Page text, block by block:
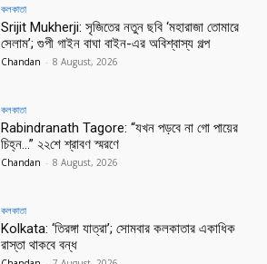
কলকাতা
Srijit Mukherji: সৃজিতের নতুন ছবি ‘মহারাজা তোমারে
সেলাম’; গুপী গাইন বাঘা বাইন-এর অবিশ্বাস্য গল্প
Chandan - 8 August, 2026
কলকাতা
Rabindranath Tagore: “যখন পড়বে না গো পায়ের
চিহ্ন…” ২২শে শ্রাবণ স্মরণে
Chandan - 8 August, 2026
কলকাতা
Kolkata: ‘তিরঙ্গা যাত্রা’; সোমবার কলকাতার একাধিক
রাস্তা থাকবে বন্ধ